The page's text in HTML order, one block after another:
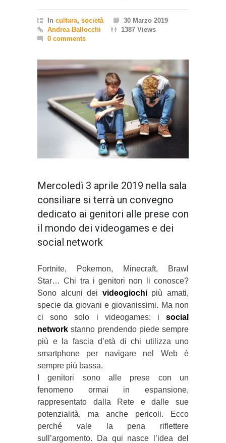
In cultura, società
30 Marzo 2019
Andrea Ballocchi
1387 Views
0 comments
Mercoledì 3 aprile 2019 nella sala
consiliare si terrà un convegno
dedicato ai genitori alle prese con
il mondo dei videogames e dei
social network
Fortnite, Pokemon, Minecraft, Brawl
Star… Chi tra i genitori non li conosce?
Sono alcuni dei videogiochipiù amati,
specie da giovani e giovanissimi. Ma non
ci sono solo i videogames: i social
network stanno prendendo piede sempre
più e la fascia d’età di chi utilizza uno
smartphone per navigare nel Web è
sempre più bassa.
I genitori sono alle prese con un
fenomeno ormai in espansione,
rappresentato dalla Rete e dalle sue
potenzialità, ma anche pericoli. Ecco
perché vale la pena riflettere
sull’argomento. Da qui nasce l’idea del